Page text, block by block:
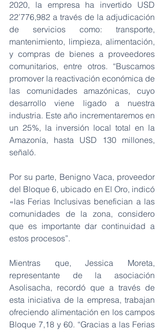
2020, la empresa ha invertido USD
22’776,982 a través de la adjudicación
de servicios como: transporte,
mantenimiento, limpieza, alimentación,
y compras de bienes a proveedores
comunitarios, entre otros. “Buscamos
promover la reactivación económica de
las comunidades amazónicas, cuyo
desarrollo viene ligado a nuestra
industria. Este año incrementaremos en
un 25%, la inversión local total en la
Amazonía, hasta USD 130 millones,
señaló.
Por su parte, Benigno Vaca, proveedor
del Bloque 6, ubicado en El Oro, indicó
«las Ferias Inclusivas benefician a las
comunidades de la zona, considero
que es importante dar continuidad a
estos procesos”.
Mientras que, Jessica Moreta,
representante de la asociación
Asolisacha, recordó que a través de
esta iniciativa de la empresa, trabajan
ofreciendo alimentación en los campos
Bloque 7,18 y 60. “Gracias a las Ferias